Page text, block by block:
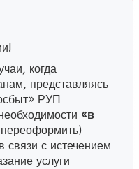
когда
представляясь
РУП
«в
с истечением
услуги